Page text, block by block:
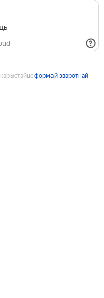
формай зваротнай